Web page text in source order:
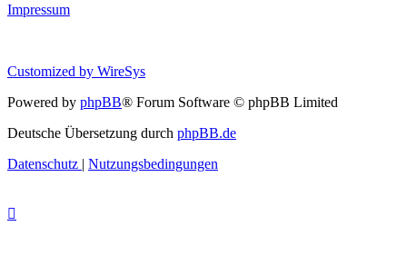
Impressum
Customized by WireSys
Powered by phpBB® Forum Software © phpBB Limited
Deutsche Übersetzung durch phpBB.de
Datenschutz | Nutzungsbedingungen